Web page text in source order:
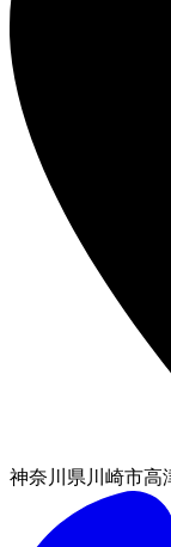
神奈川県川崎市高